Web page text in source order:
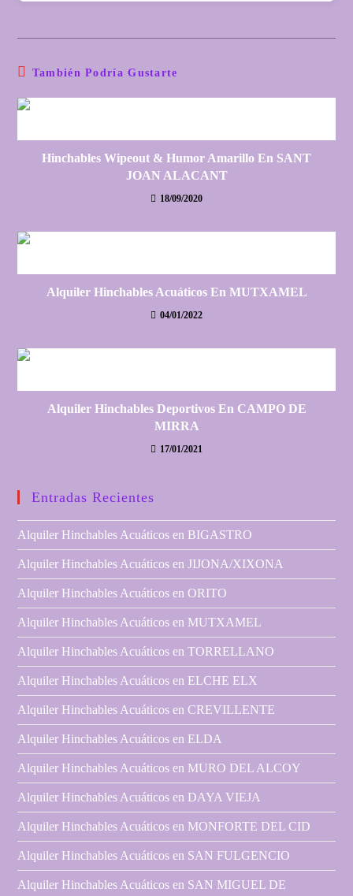
También Podría Gustarte
Hinchables Wipeout & Humor Amarillo En SANT
JOAN ALACANT
18/09/2020
Alquiler Hinchables Acuáticos En MUTXAMEL
04/01/2022
Alquiler Hinchables Deportivos En CAMPO DE
MIRRA
17/01/2021
Entradas Recientes
Alquiler Hinchables Acuáticos en BIGASTRO
Alquiler Hinchables Acuáticos en JIJONA/XIXONA
Alquiler Hinchables Acuáticos en ORITO
Alquiler Hinchables Acuáticos en MUTXAMEL
Alquiler Hinchables Acuáticos en TORRELLANO
Alquiler Hinchables Acuáticos en ELCHE ELX
Alquiler Hinchables Acuáticos en CREVILLENTE
Alquiler Hinchables Acuáticos en ELDA
Alquiler Hinchables Acuáticos en MURO DEL ALCOY
Alquiler Hinchables Acuáticos en DAYA VIEJA
Alquiler Hinchables Acuáticos en MONFORTE DEL CID
Alquiler Hinchables Acuáticos en SAN FULGENCIO
Alquiler Hinchables Acuáticos en SAN MIGUEL DE